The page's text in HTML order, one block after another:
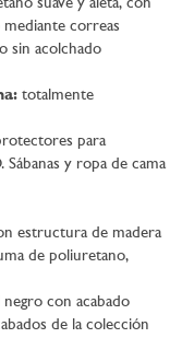
suave y aleta, con
correas
sin acolchado
totalmente
para
y ropa de cama
estructura de madera
de poliuretano,
negro con acabado
de la colección